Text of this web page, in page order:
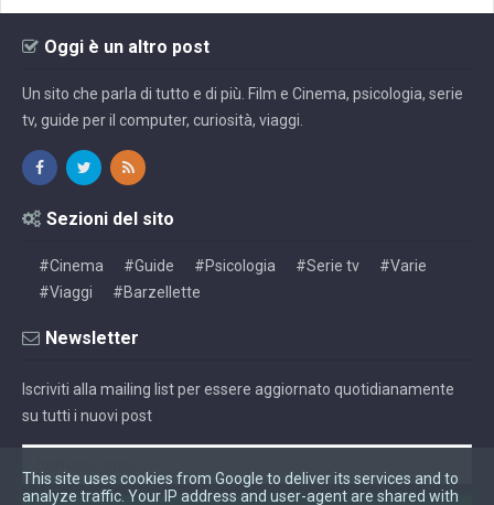
Oggi è un altro post
Un sito che parla di tutto e di più. Film e Cinema, psicologia, serie
tv, guide per il computer, curiosità, viaggi.
Sezioni del sito
#Cinema #Guide #Psicologia #Serie tv
#Varie
#Viaggi
#Barzellette
Newsletter
Iscriviti alla mailing list per essere aggiornato quotidianamente
su tutti i nuovi post
This site uses cookies from Google to deliver its services and to
analyze traffic. Your IP address and user-agent are shared with